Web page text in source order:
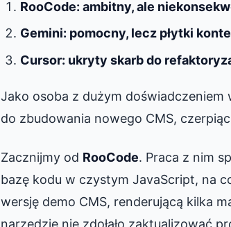
RooCode: ambitny, ale
Gemini: pomocny, lecz płytki
Cursor: ukryty skarb do
Jako osoba z dużym
do zbudowania nowego CMS,
Zacznijmy od RooCode. Praca z nim
bazę kodu w czystym JavaScript, na
wersję demo CMS, renderującą kilka
narzędzie nie zdołało zaktualizować